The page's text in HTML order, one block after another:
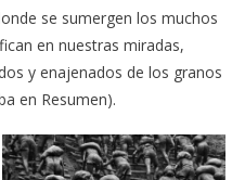
se sumergen los muchos
en nuestras miradas,
y enajenados de los granos
en Resumen).